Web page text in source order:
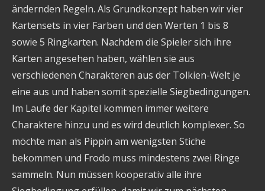
ändernden Regeln. Als Grundkonzept haben wir vier
Kartensets in vier Farben und den Werten 1 bis 8
sowie 5 Ringkarten. Nachdem die Spieler sich ihre
Karten angesehen haben, wählen sie aus
verschiedenen Charakteren aus der Tolkien-Welt je
eine aus und haben somit spezielle Siegbedingungen.
Im Laufe der Kapitel kommen immer weitere
Charaktere hinzu und es wird deutlich komplexer. So
möchte man als Pippin am wenigsten Stiche
bekommen und Frodo muss mindestens zwei Ringe
sammeln. Nun müssen kooperativ alle ihre